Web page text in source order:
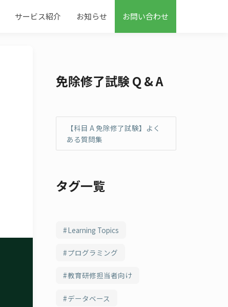
サービス紹介 お知らせ お問い合わせ
免除修了試験 Q & A
【科目 A 免除修了試験】よく
ある質問集
タグ一覧
Learning Topics
プログラミング
教育研修担当者向け
データベース